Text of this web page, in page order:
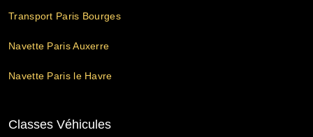
Transport Paris Bourges
Navette Paris Auxerre
Navette Paris le Havre
Classes Véhicules